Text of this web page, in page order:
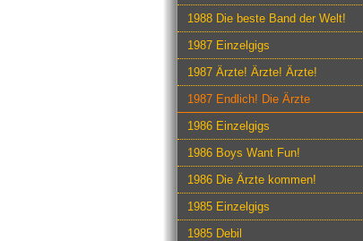
1988 Die beste Band der Welt!
1987 Einzelgigs
1987 Ärzte! Ärzte! Ärzte!
1987 Endlich! Die Ärzte
1986 Einzelgigs
1986 Boys Want Fun!
1986 Die Ärzte kommen!
1985 Einzelgigs
1985 Debil